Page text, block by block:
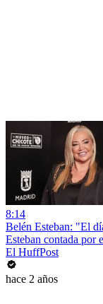
8:14
Belén Esteban: "El
Esteban contada por
El HuffPost
hace 2 años